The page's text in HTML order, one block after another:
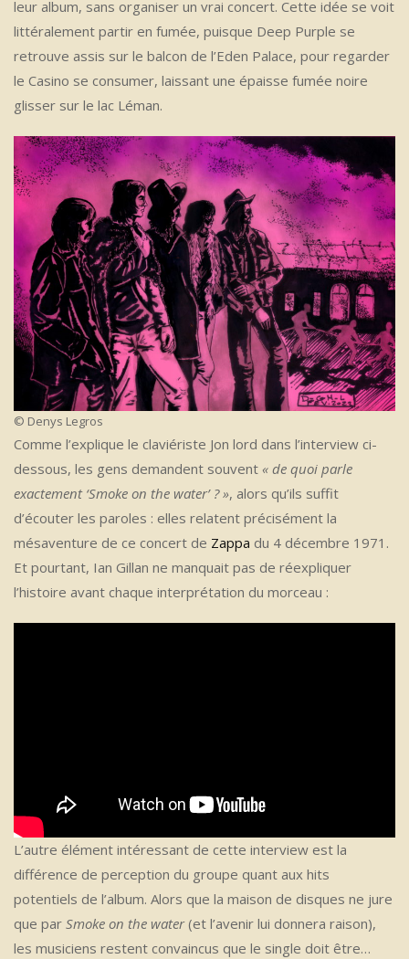
leur album, sans organiser un vrai concert. Cette idée se voit
littéralement partir en fumée, puisque Deep Purple se
retrouve assis sur le balcon de l’Eden Palace, pour regarder
le Casino se consumer, laissant une épaisse fumée noire
glisser sur le lac Léman.
© Denys Legros
Comme l’explique le claviériste Jon lord dans l’interview ci-
dessous, les gens demandent souvent « de quoi parle
exactement ‘Smoke on the water’ ? », alors qu’ils suffit
d’écouter les paroles : elles relatent précisément la
mésaventure de ce concert de Zappa du 4 décembre 1971.
Et pourtant, Ian Gillan ne manquait pas de réexpliquer
l’histoire avant chaque interprétation du morceau :
L’autre élément intéressant de cette interview est la
différence de perception du groupe quant aux hits
potentiels de l’album. Alors que la maison de disques ne jure
que par Smoke on the water(et l’avenir lui donnera raison),
les musiciens restent convaincus que le single doit être…